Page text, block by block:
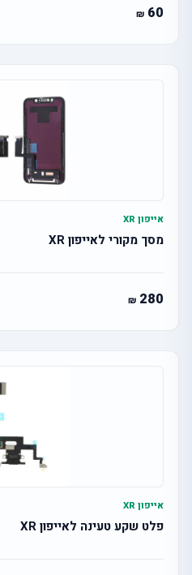
60
אייפון XR
מסך מקורי לאייפון XR
280
אייפון XR
פלט שקע טעינה לאייפון XR